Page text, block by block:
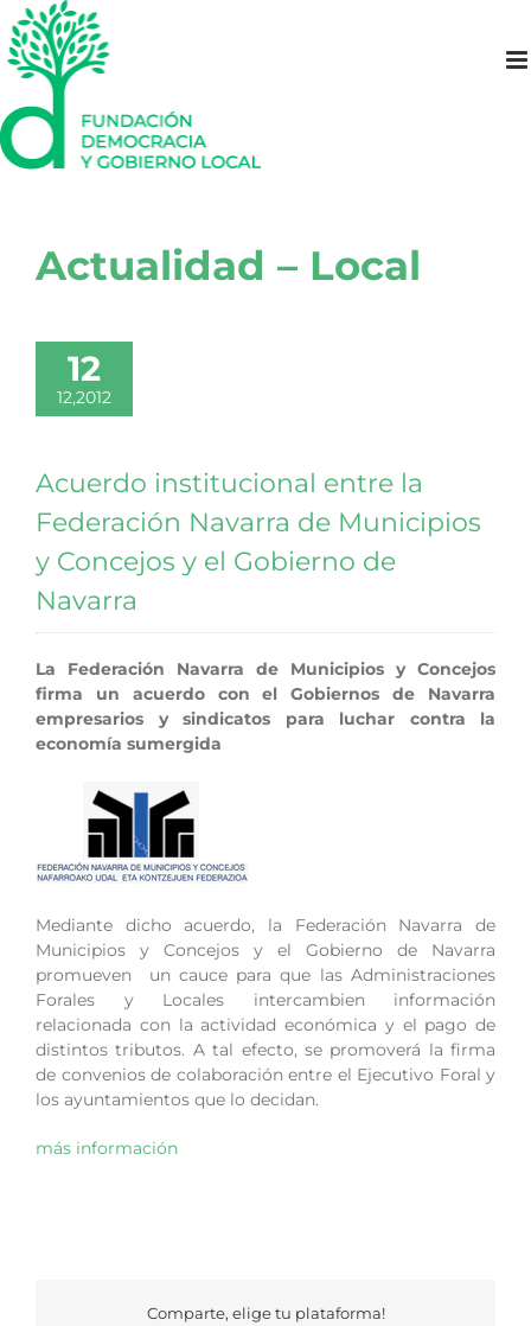
Saltar
al
contenido
Actualidad – Local
12
12,2012
Acuerdo institucional entre la
Federación Navarra de Municipios
y Concejos y el Gobierno de
Navarra
La Federación Navarra de Municipios y Concejos
firma un acuerdo con el Gobiernos de Navarra
empresarios y sindicatos para luchar contra la
economía sumergida
Mediante dicho acuerdo, la Federación Navarra de
Municipios y Concejos y el Gobierno de Navarra
promueven un cauce para que las Administraciones
Forales y Locales intercambien información
relacionada con la actividad económica y el pago de
distintos tributos. A tal efecto, se promoverá la firma
de convenios de colaboración entre el Ejecutivo Foral y
los ayuntamientos que lo decidan.
más información
Comparte, elige tu plataforma!